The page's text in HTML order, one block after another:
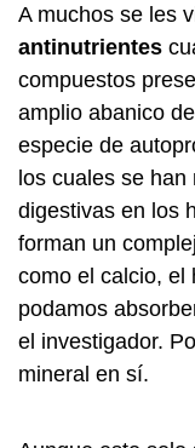
A muchos se les
antinutrientes
compuestos
amplio abanico
especie de
los cuales se
digestivas en los
forman un
como el calcio, el
podamos
el investigador.
mineral en sí.